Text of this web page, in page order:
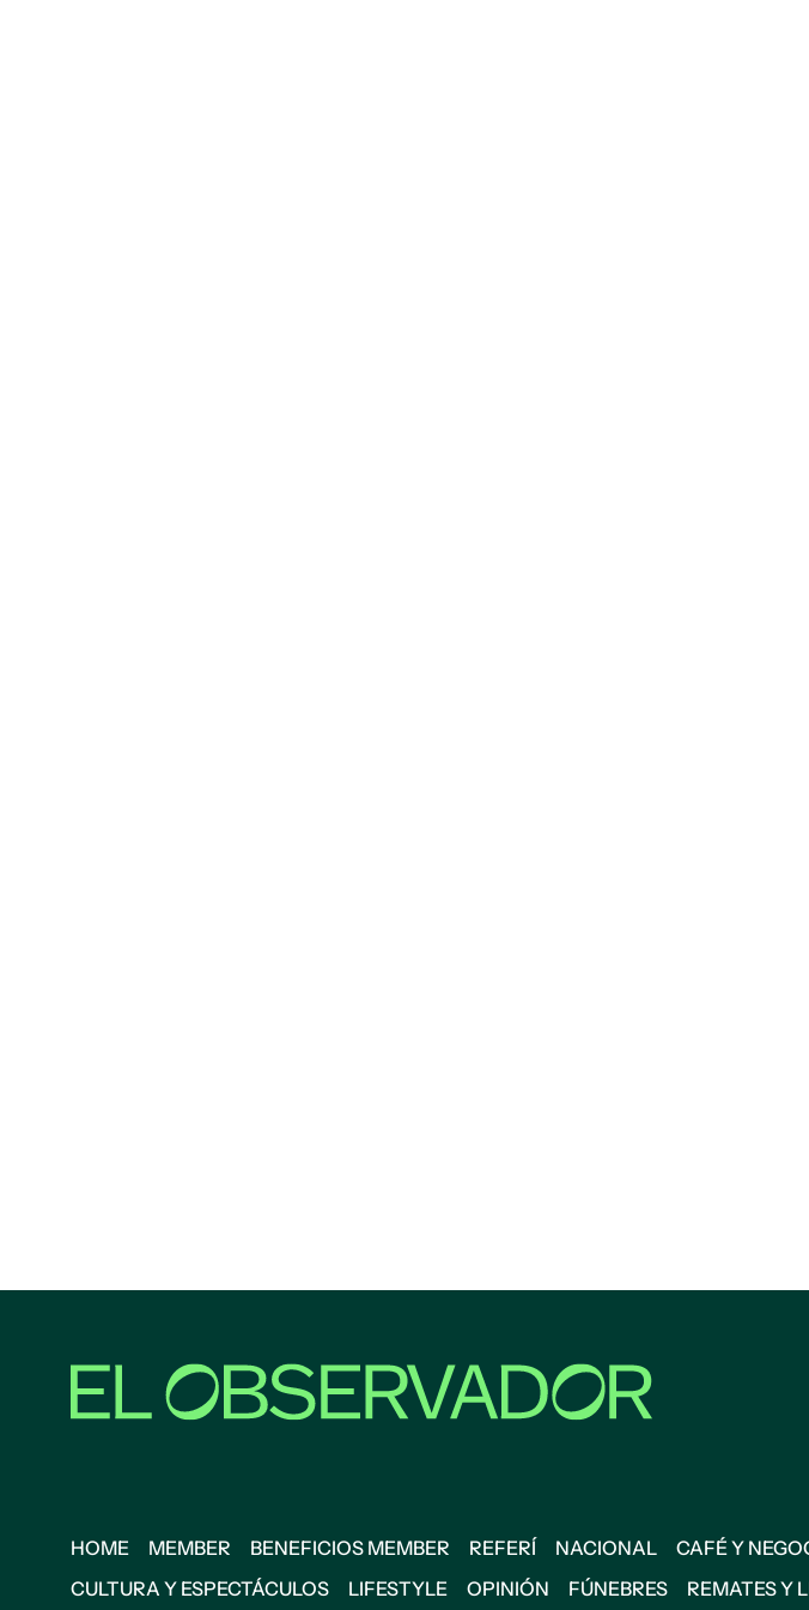
HOME MEMBER BENEFICIOS MEMBER REFERÍ NACIONAL CAFÉ Y
CULTURA Y ESPECTÁCULOS
LIFESTYLE OPINIÓN FÚNEBRES REMATES Y